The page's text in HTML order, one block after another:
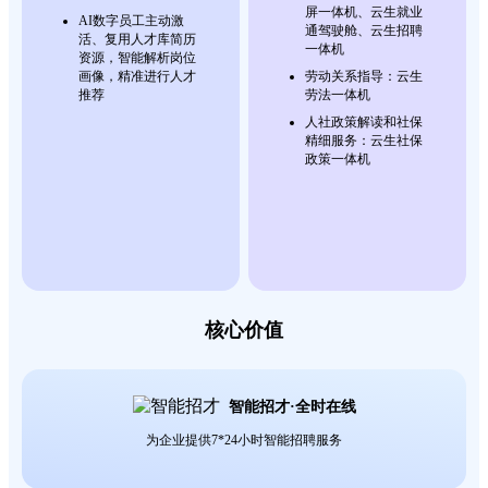
AI数字员工主动激
活、复用人才库简历
资源，智能解析岗位
画像，精准进行人才
推荐
屏一体机、云生就业
通驾驶舱、云生招聘
一体机
劳动关系指导：云生
劳法一体机
人社政策解读和社保
精细服务：云生社保
政策一体机
核心价值
智能招才·全时在线
为企业提供7*24小时智能招聘服务